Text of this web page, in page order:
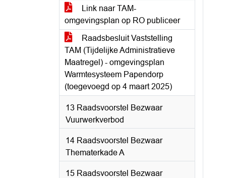
Link naar TAM-
omgevingsplan op RO publiceer
Raadsbesluit Vaststelling
TAM (Tijdelijke Administratieve
Maatregel) - omgevingsplan
Warmtesysteem Papendorp
(toegevoegd op 4 maart 2025)
13 Raadsvoorstel Bezwaar
Vuurwerkverbod
14 Raadsvoorstel Bezwaar
Thematerkade A
15 Raadsvoorstel Bezwaar